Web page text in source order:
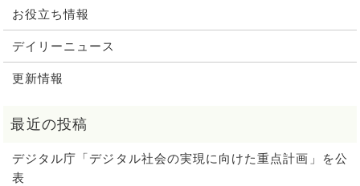
お役立ち情報
デイリーニュース
更新情報
デジタル庁「デジタル社会の実現に向けた重点計画」を公
表